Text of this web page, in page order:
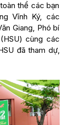
thể các bạn
Vĩnh Ký, các
Giang, Phó bí
cùng các
đã tham dự,